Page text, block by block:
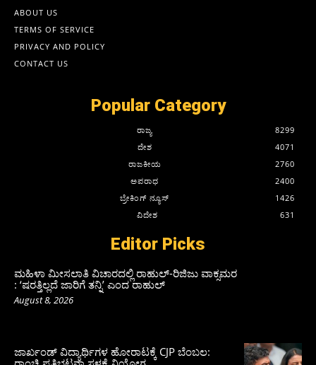
ABOUT US
TERMS OF SERVICE
PRIVACY AND POLICY
CONTACT US
Popular Category
ರಾಜ್ಯ
8299
ದೇಶ
4071
ರಾಜಕೀಯ
2760
ಅಪರಾಧ
2400
ಬ್ರೇಕಿಂಗ್ ನ್ಯೂಸ್
1426
ವಿದೇಶ
631
Editor Picks
ಮಹಿಳಾ ಮೀಸಲಾತಿ ವಿಚಾರದಲ್ಲಿ ರಾಹುಲ್‌-ರಿಜಿಜು ವಾಕ್ಸಮರ
: ‘ಷರತ್ತಿಲ್ಲದೆ ಜಾರಿಗೆ ತನ್ನಿ’ ಎಂದ ರಾಹುಲ್‌
August 8, 2026
ಜಾರ್ಖಂಡ್‌ ವಿದ್ಯಾರ್ಥಿಗಳ ಹೋರಾಟಕ್ಕೆ CJP ಬೆಂಬಲ: